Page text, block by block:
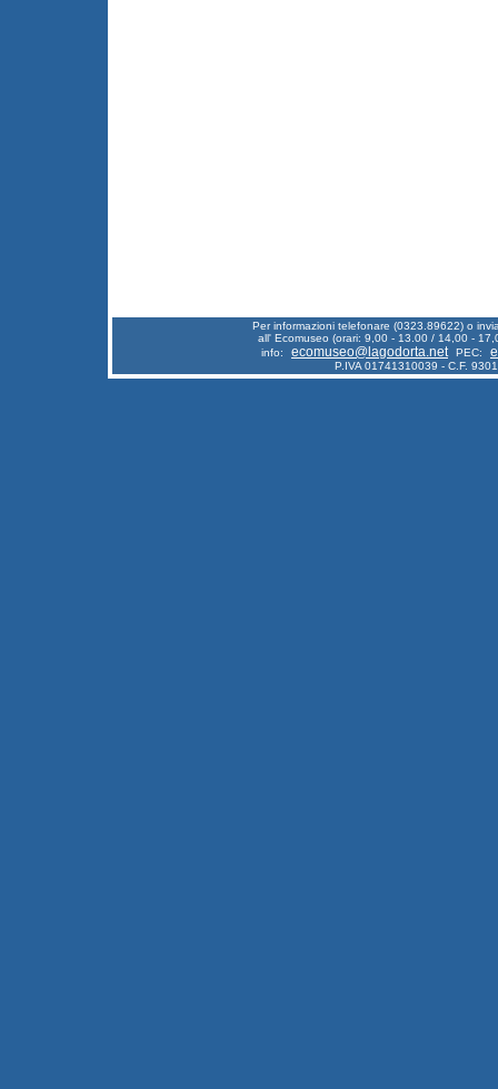
Per informazioni telefonare (0323.89622) o
all' Ecomuseo (orari: 9,00 - 13.00 / 14,00 -
info:
ecomuseo@lagodorta.net PEC:
P.IVA 01741310039 - C.F.